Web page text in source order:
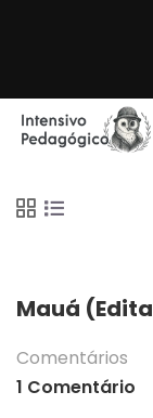
Mauá
Comentários
1 Comentário